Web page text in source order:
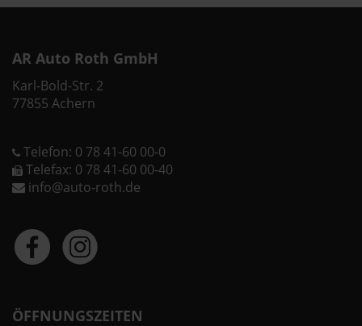
AR Auto Roth GmbH
Karl-Bold-Str. 2
77855 Achern
Telefon: 0 78 41-60 00-0
Telefax: 0 78 41-60 00-40
info@auto-roth.de
ÖFFNUNGSZEITEN